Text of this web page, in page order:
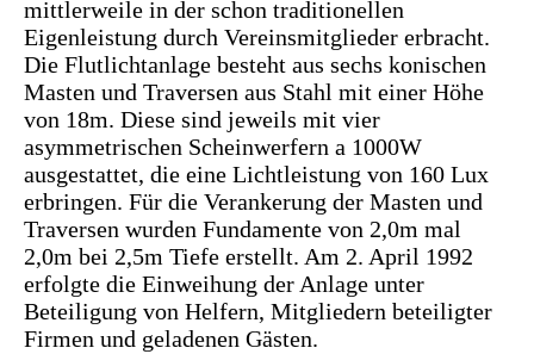
mittlerweile in der schon traditionellen
Eigenleistung durch Vereinsmitglieder erbracht.
Die Flutlichtanlage besteht aus sechs konischen
Masten und Traversen aus Stahl mit einer Höhe
von 18m. Diese sind jeweils mit vier
asymmetrischen Scheinwerfern a 1000W
ausgestattet, die eine Lichtleistung von 160 Lux
erbringen. Für die Verankerung der Masten und
Traversen wurden Fundamente von 2,0m mal
2,0m bei 2,5m Tiefe erstellt. Am 2. April 1992
erfolgte die Einweihung der Anlage unter
Beteiligung von Helfern, Mitgliedern beteiligter
Firmen und geladenen Gästen.